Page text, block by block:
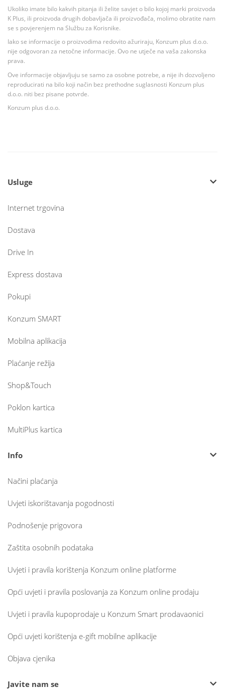
Ukoliko imate bilo kakvih pitanja ili želite savjet o bilo kojoj marki proizvoda
K Plus, ili proizvoda drugih dobavljača ili proizvođača, molimo obratite nam
se s povjerenjem na Službu za Korisnike.
Iako se informacije o proizvodima redovito ažuriraju, Konzum plus d.o.o.
nije odgovoran za netočne informacije. Ovo ne utječe na vaša zakonska
prava.
Ove informacije objavljuju se samo za osobne potrebe, a nije ih dozvoljeno
reproducirati na bilo koji način bez prethodne suglasnosti Konzum plus
d.o.o. niti bez pisane potvrde.
Konzum plus d.o.o.
Usluge
Internet trgovina
Dostava
Drive In
Express dostava
Pokupi
Konzum SMART
Mobilna aplikacija
Plaćanje režija
Shop&Touch
Poklon kartica
MultiPlus kartica
Info
Načini plaćanja
Uvjeti iskorištavanja pogodnosti
Podnošenje prigovora
Zaštita osobnih podataka
Uvjeti i pravila korištenja Konzum online platforme
Opći uvjeti i pravila poslovanja za Konzum online prodaju
Uvjeti i pravila kupoprodaje u Konzum Smart prodavaonici
Opći uvjeti korištenja e-gift mobilne aplikacije
Objava cjenika
Javite nam se